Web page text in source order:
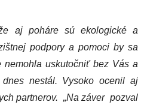
aj poháre sú ekologické a
podpory a pomoci by sa
nemohla uskutočniť bez Vás a
nestál. Vysoko ocenil aj
partnerov. „Na záver pozval